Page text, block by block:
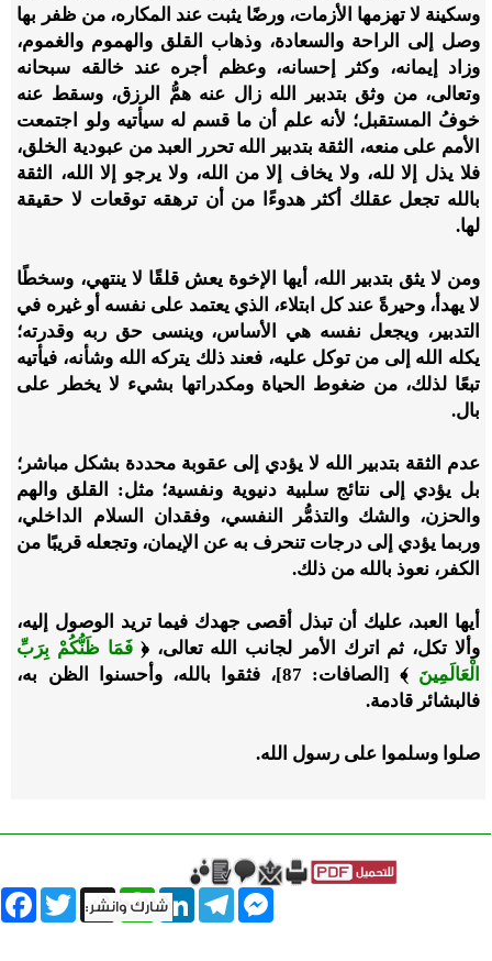
وسكينة لا تهزمها الأزمات، ورضًا يثبت عند المكاره، من ظفر بها
وصل إلى الراحة والسعادة، وذهاب القلق والهموم والغموم،
وزاد إيمانه، وكثر إحسانه، وعظم أجره عند خالقه سبحانه
وتعالى، من وثق بتدبير الله زال عنه همُّ الرزق، وسقط عنه
خوفُ المستقبل؛ لأنه علم أن ما قسم له سيأتيه ولو اجتمعت
الأمم على منعه، الثقة بتدبير الله تحرر العبد من عبودية الخلق،
فلا يذل إلا لله، ولا يخاف إلا من الله، ولا يرجو إلا الله، الثقة
بالله تجعل عقلك أكثر هدوءًا من أن ترهقه توقعات لا حقيقة
لها.
ومن لا يثق بتدبير الله، أيها الإخوة يعش قلقًا لا ينتهي، وسخطًا
لا يهدأ، وحيرةً عند كل ابتلاء، الذي يعتمد على نفسه أو غيره في
التدبير، ويجعل نفسه هي الأساس، وينسى حق ربه وقدرته؛
يكله الله إلى من توكل عليه، فعند ذلك يتركه الله وشأنه، فيأتيه
تبعًا لذلك، من ضغوط الحياة ومكدراتها بشيء لا يخطر على
بال.
عدم الثقة بتدبير الله لا يؤدي إلى عقوبة محددة بشكل مباشر؛
بل يؤدي إلى نتائج سلبية دنيوية ونفسية؛ مثل: القلق والهم
والحزن، والشك والتذمُّر النفسي، وفقدان السلام الداخلي،
وربما يؤدي إلى درجات تنحرف به عن الإيمان، وتجعله قريبًا من
الكفر، نعوذ بالله من ذلك.
أيها العبد، عليك أن تبذل أقصى جهدك فيما تريد الوصول إليه،
وألا تكل، ثم اترك الأمر لجانب الله تعالى، ﴿ فَمَا ظَنُّكُمْ بِرَبِّ
الْعَالَمِينَ
﴾ [الصافات: 87]، فثقوا بالله، وأحسنوا الظن به،
فالبشائر قادمة.
صلوا وسلموا على رسول الله.
Twitter X
WhatsAppLinkedInTelegram
Messenger